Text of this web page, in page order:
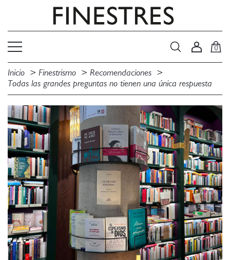
0
Inicio Finestrismo
Recomendaciones
Todas las grandes preguntas no tienen una única respuesta